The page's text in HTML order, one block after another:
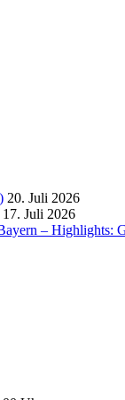
20. Juli 2026
17. Juli 2026
– Highlights: